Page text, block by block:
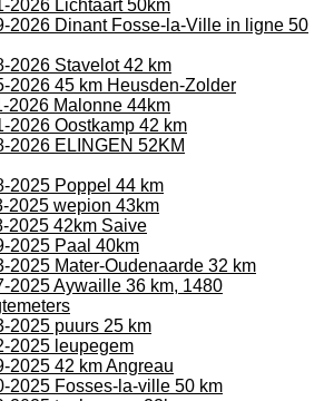
2026 Lichtaart 50km
2026 Dinant Fosse-la-Ville in ligne 50
2026 Stavelot 42 km
2026 45 km Heusden-Zolder
2026 Malonne 44km
2026 Oostkamp 42 km
2026 ELINGEN 52KM
2025 Poppel 44 km
2025 wepion 43km
2025 42km Saive
2025 Paal 40km
2025 Mater-Oudenaarde 32 km
2025 Aywaille 36 km, 1480
2025 puurs 25 km
2025 leupegem
2025 42 km Angreau
2025 Fosses-la-ville 50 km